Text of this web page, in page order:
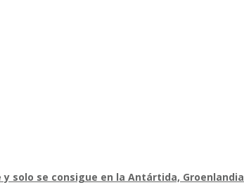
solo se consigue en la Antártida, Groenlandia